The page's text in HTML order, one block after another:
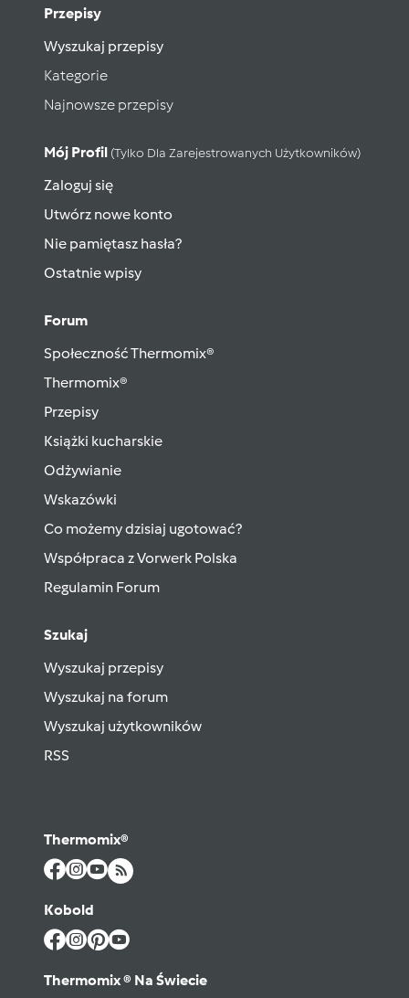
Przepisy
Wyszukaj przepisy
Kategorie
Najnowsze przepisy
Mój Profil (tylko Dla Zarejestrowanych Użytkowników)
Zaloguj się
Utwórz nowe konto
Nie pamiętasz hasła?
Ostatnie wpisy
Forum
Społeczność Thermomix®
Thermomix®
Przepisy
Książki kucharskie
Odżywianie
Wskazówki
Co możemy dzisiaj ugotować?
Współpraca z Vorwerk Polska
Regulamin Forum
Szukaj
Wyszukaj przepisy
Wyszukaj na forum
Wyszukaj użytkowników
RSS
Thermomix®
Kobold
Thermomix ® Na Świecie